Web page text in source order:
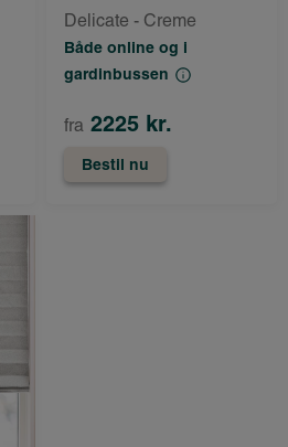
Delicate - Creme
Både online og i
gardinbussen
fra 2225 kr.
Bestil nu